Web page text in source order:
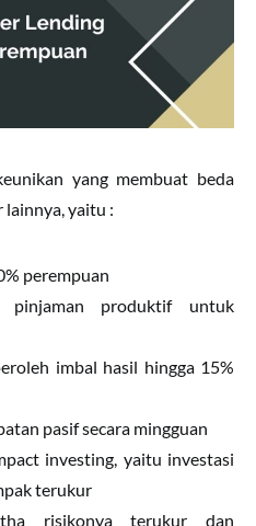
yang membuat beda
lainnya, yaitu :
perempuan
pinjaman produktif untuk
imbal hasil hingga 15%
pasif secara mingguan
investing, yaitu investasi
terukur
risikonya terukur dan